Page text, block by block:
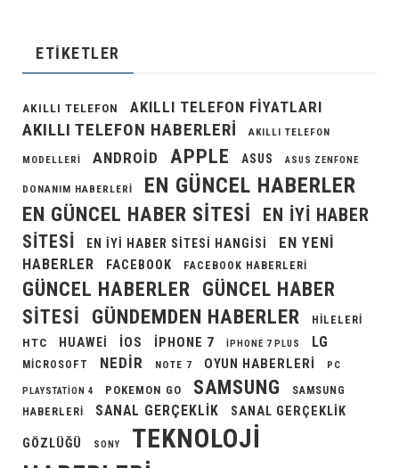
ETIKETLER
AKILLI TELEFON AKILLI TELEFON FIYATLARI
AKILLI TELEFON HABERLERI AKILLI TELEFON
MODELLERI ANDROID APPLE ASUS ASUS ZENFONE
DONANIM HABERLERI EN GÜNCEL HABERLER
EN GÜNCEL HABER SITESI
EN IYI HABER
SITESI
EN IYI HABER SITESI HANGISI
EN YENI
HABERLER
FACEBOOK FACEBOOK HABERLERI
GÜNCEL HABERLER
GÜNCEL HABER
SITESI
GÜNDEMDEN HABERLER
HILELERI
HTC
HUAWEI IOS IPHONE 7 IPHONE 7 PLUS LG
MICROSOFT NEDIR NOTE 7 OYUN HABERLERI PC
PLAYSTATION 4 POKEMON GO SAMSUNG
SAMSUNG
HABERLERI
SANAL GERÇEKLIK SANAL GERÇEKLIK
GÖZLÜĞÜ SONY
TEKNOLOJI